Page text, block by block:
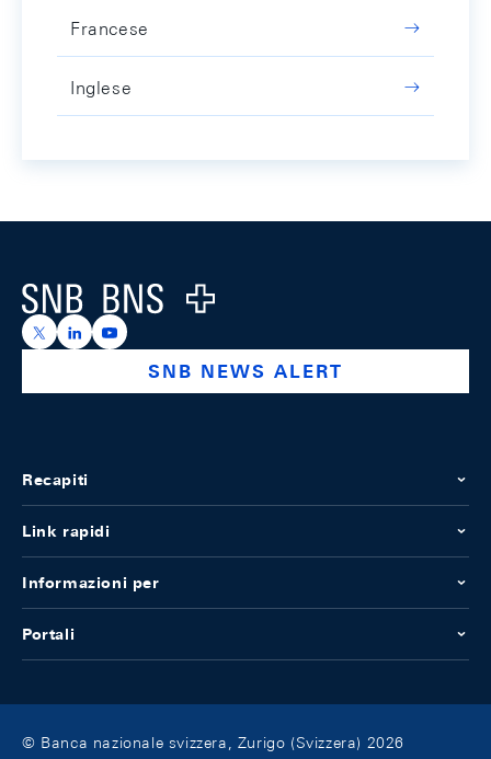
Francese
Inglese
Logo
https://x.com/snb_bns
https://ch.linkedin.com/company/swiss-national-
https://www.youtube.com/@swissnationalbank
SNB NEWS ALERT
Recapiti
Link rapidi
Informazioni per
Portali
© Banca nazionale svizzera, Zurigo (Svizzera) 2026